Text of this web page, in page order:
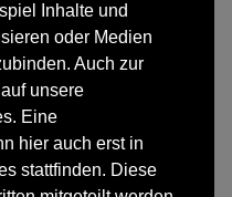
Inhalte und
oder Medien
Auch zur
unsere
Eine
hier auch erst in
stattfinden. Diese
BEITRAG